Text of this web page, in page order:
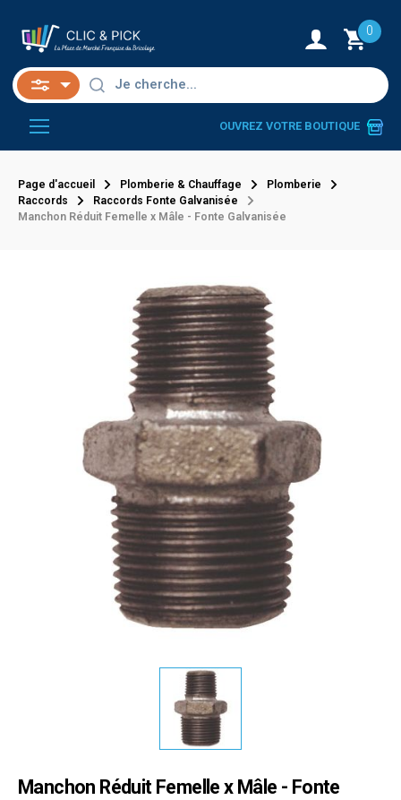
0
OUVREZ VOTRE BOUTIQUE
Page d'accueil Plomberie & Chauffage
Plomberie
Raccords
Raccords Fonte Galvanisée
Manchon Réduit Femelle x Mâle - Fonte Galvanisée
Manchon Réduit Femelle x Mâle - Fonte